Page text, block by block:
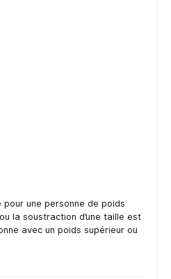
une personne de poids
la soustraction d’une taille est
avec un poids supérieur ou